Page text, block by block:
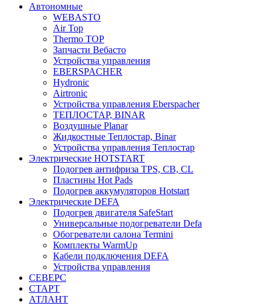
Автономные
WEBASTO
Air Top
Thermo TOP
Запчасти Вебасто
Устройства управления
EBERSPACHER
Hydronic
Airtronic
Устройства управления Eberspacher
ТЕПЛОСТАР, BINAR
Воздушные Planar
Жидкостные Теплостар, Binar
Устройства управления Теплостар
Электрические HOTSTART
Подогрев антифриза TPS, CB, CL
Пластины Hot Pads
Подогрев аккумуляторов Hotstart
Электрические DEFA
Подогрев двигателя SafeStart
Универсальные подогреватели Defa
Обогреватели салона Termini
Комплекты WarmUp
Кабели подключения DEFA
Устройства управления
СЕВЕРС
СТАРТ
АТЛАНТ